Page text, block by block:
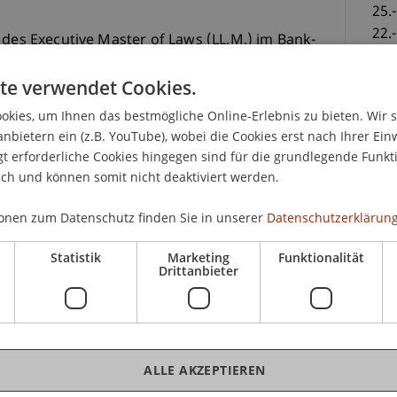
Executive Master of Laws (LL.M.) im Bank-
im Bereich der
Wertpapierfirmen und deren
des EWR-Prospekt- und des EWR-
diskutiert.
Themenfelder der
MiFID II, im BankG und im VVG) behandelt
der Vermögensverwaltung im
sowie im Bereich der Produktregulierung (etwa
analysiert. Ergänzend
Initiativen im Bereich
des Kurses in der Lage, die wesentlichen
des EWR-Prospektregimes und des
verwendet Cookies.
um Ihnen das bestmögliche Online-Erlebnis zu bieten. Wir
ein (z.B. YouTube), wobei die Cookies erst nach Ihrer
erforderliche Cookies hingegen sind für die grundlegende
und können somit nicht deaktiviert werden.
zum Datenschutz finden Sie in unserer
Statistik Marketing
Drittanbieter
Funktionalität
ALLE AKZEPTIEREN